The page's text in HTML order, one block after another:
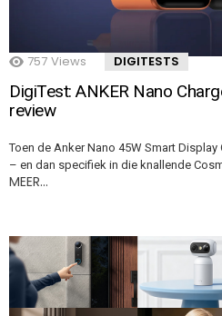
757 Views DIGITESTS
DigiTest: ANKER Nano
review
Toen de Anker Nano 45W Smart
– en dan specifiek in die knallende
MEER…